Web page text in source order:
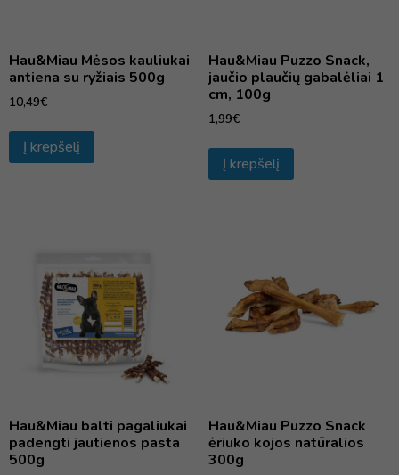
Hau&Miau Mėsos kauliukai
antiena su ryžiais 500g
10,49€
Į krepšelį
Hau&Miau Puzzo Snack,
jaučio plaučių gabalėliai 1
cm, 100g
1,99€
Į krepšelį
Hau&Miau balti pagaliukai
padengti jautienos pasta
500g
Hau&Miau Puzzo Snack
ėriuko kojos natūralios
300g